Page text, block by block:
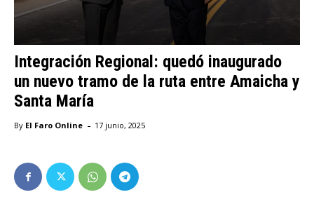
Integración Regional: quedó inaugurado
un nuevo tramo de la ruta entre Amaicha y
Santa María
By El Faro Online - 17 junio, 2025